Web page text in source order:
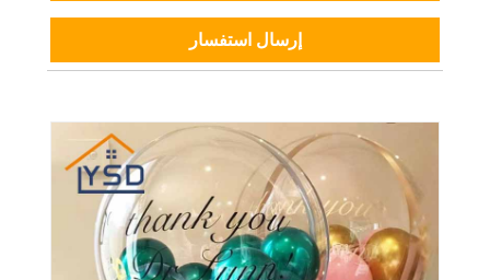
إرسال استفسار